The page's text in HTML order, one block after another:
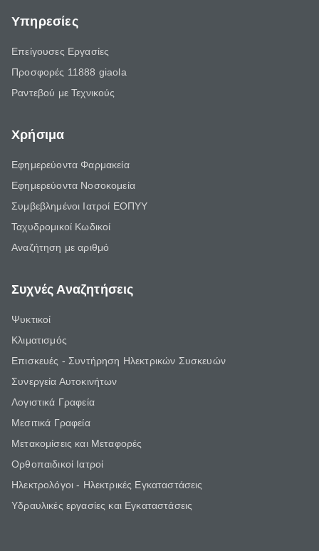
Υπηρεσίες
Επείγουσες Εργασίες
Προσφορές 11888 giaola
Ραντεβού με Τεχνικούς
Χρήσιμα
Εφημερεύοντα Φαρμακεία
Εφημερεύοντα Νοσοκομεία
Συμβεβλημένοι Ιατροί ΕΟΠΥΥ
Ταχυδρομικοί Κωδικοί
Αναζήτηση με αριθμό
Συχνές Αναζητήσεις
Ψυκτικοί
Κλιματισμός
Επισκευές - Συντήρηση Ηλεκτρικών Συσκευών
Συνεργεία Αυτοκινήτων
Λογιστικά Γραφεία
Μεσιτικά Γραφεία
Μετακομίσεις και Μεταφορές
Ορθοπαιδικοί Ιατροί
Ηλεκτρολόγοι - Ηλεκτρικές Εγκαταστάσεις
Υδραυλικές εργασίες και Εγκαταστάσεις